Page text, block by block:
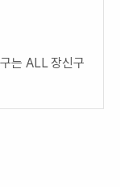
는 ALL 장신구